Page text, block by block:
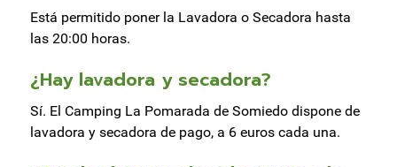
Está permitido poner la Lavadora o Secadora hasta
las 20:00 horas.
¿Hay lavadora y secadora?
Sí. El Camping La Pomarada de Somiedo dispone de
lavadora y secadora de pago, a 6 euros cada una.